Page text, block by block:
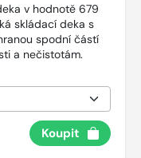
v hodnotě 679
skládací deka s
spodní částí
a nečistotám.
Koupit